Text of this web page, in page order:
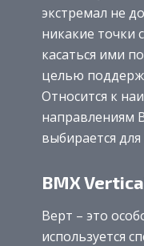
экстремал не
никакие точки
касаться ими
целью
Относится к
направлениям
выбирается
BMX
Верт – это
используется